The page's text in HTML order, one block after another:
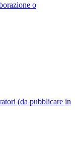
o
(da pubblicare in